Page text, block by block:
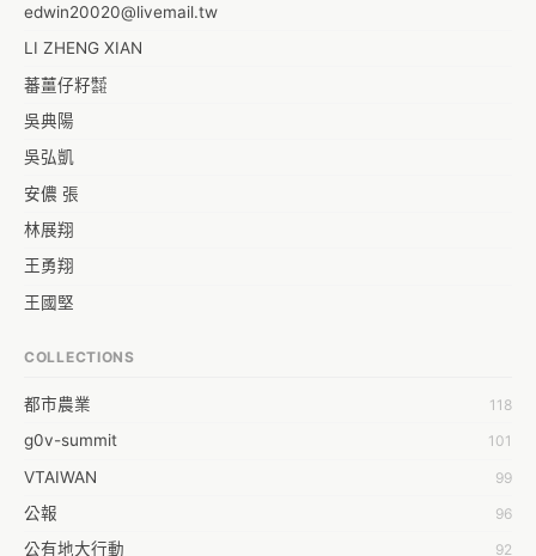
附屬平台2： https://www.facebook.com/groups/charterTaiwan
edwin20020@livemail.tw
LI ZHENG XIAN
蕃薑仔籽㍿
吳典陽
吳弘凱
安儂 張
林展翔
王勇翔
王國堅
蒼時弦也
袁乾鑫
陳泰澄
&#35377;&#24646;&#33287;
COLLECTIONS
都市農業 118
g0v-summit 101
VTAIWAN 99
公報 96
公有地大行動 92